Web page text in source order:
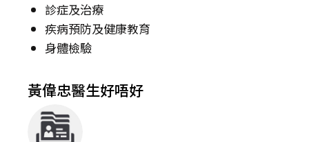
診症及治療
疾病預防及健康教育
身體檢驗
黃偉忠醫生好唔好